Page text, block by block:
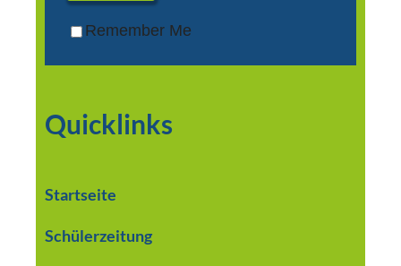
Remember Me
Quicklinks
Startseite
Schülerzeitung